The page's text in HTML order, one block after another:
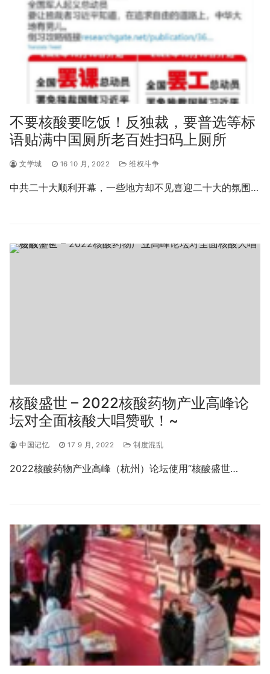
不要核酸要吃饭！反独裁，要普选等标
语贴满中国厕所老百姓扫码上厕所
文学城 16 10 月, 2022 维权斗争
中共二十大顺利开幕，一些地方却不见喜迎二十大的氛围…
核酸盛世 – 2022核酸药物产业高峰论
坛对全面核酸大唱赞歌！~
中国记忆 17 9 月, 2022 制度混乱
2022核酸药物产业高峰（杭州）论坛使用“核酸盛世…